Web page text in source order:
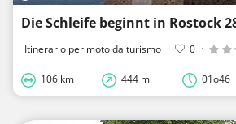
Die Schleife beginnt in Rostock
Itinerario per moto da turismo · 0 ·
106 km 444 m 01o46